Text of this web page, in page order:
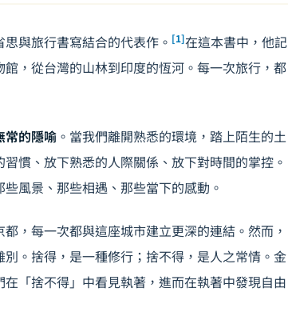
與旅行書寫結合的代表作。 [1]在這本書中，他記
，從台灣的山林到印度的恆河。每一次旅行，都
常的隱喻 。當我們離開熟悉的環境，踏上陌生的土
慣、放下熟悉的人際關係、放下對時間的掌控。
風景、那些相遇、那些當下的感動。
，每一次都與這座城市建立更深的連結。然而，
。捨得，是一種修行；捨不得，是人之常情。金
「捨不得」中看見執著，進而在執著中發現自由